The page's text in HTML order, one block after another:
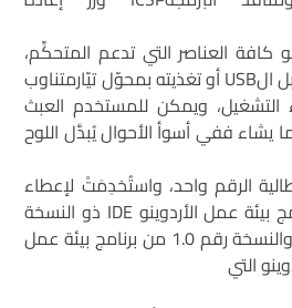
كافة العناصر التي تدعم المتحكِّم،
وتقوم ببساطة بوصله بكبل الUSB أو تغذيته بمحوّل تيّارمتناوب
التشغيل، ويمكن للمستخدم العبث
يشاء ففي أسوأ الأحوال يُبدَّل اللوح
الرقم واحد، واستُخدِمَتْ لإعطاء
علامة لمّا تمّ إطلاقُ برنامج بيئة عمل الأردوينو IDE ذو النسخة
1.0، وأصبح لوح الأردوينو والنسخة رقم 1.0 من برنامج بيئة عمل
التي